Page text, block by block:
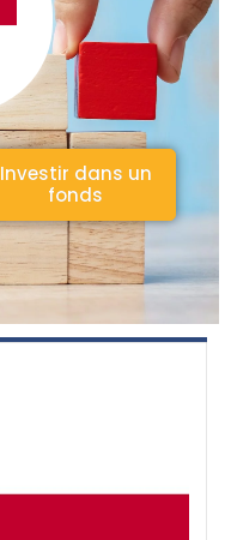
Investir dans un
fonds